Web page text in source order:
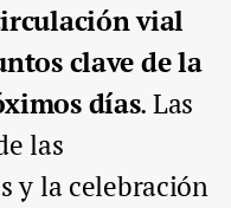
vial
clave de la
días. Las
las
y la celebración